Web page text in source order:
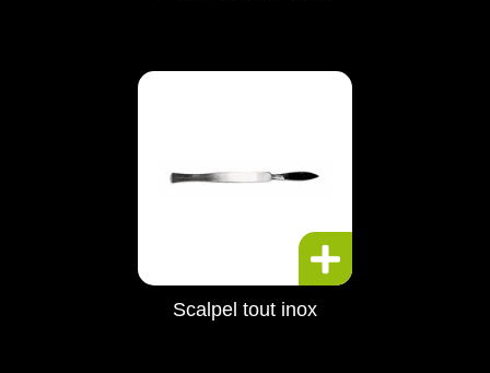
Scalpel tout inox